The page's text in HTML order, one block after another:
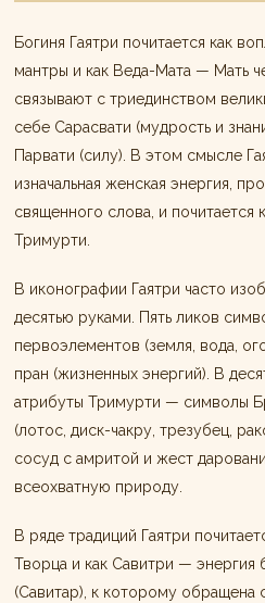
Богиня Гаятри почитается как
мантры и как Веда-Мата — Мать
связывают с триединством
себе Сарасвати (мудрость и
Парвати (силу). В этом смысле
изначальная женская энергия,
священного слова, и почитается
Тримурти.
В иконографии Гаятри часто
десятью руками. Пять ликов
первоэлементов (земля, вода,
пран (жизненных энергий). В
атрибуты Тримурти — символы
(лотос, диск-чакру, трезубец,
сосуд с амритой и жест
всеохватную природу.
В ряде традиций Гаятри
Творца и как Савитри — энергия
(Савитар), к которому обращена